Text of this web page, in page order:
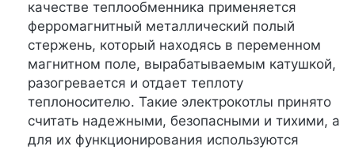
качестве теплообменника применяется
ферромагнитный металлический полый
стержень, который находясь в переменном
магнитном поле, вырабатываемым катушкой,
разогревается и отдает теплоту
теплоносителю. Такие электрокотлы принято
считать надежными, безопасными и тихими, а
для их функционирования используются